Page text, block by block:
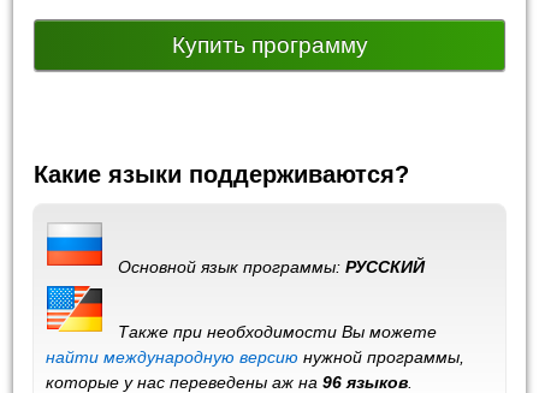
Купить программу
Какие языки поддерживаются?
Основной язык программы:РУССКИЙ
Также при необходимости Вы можете
найти международную версию нужной программы,
которые у нас переведены аж на96 языков